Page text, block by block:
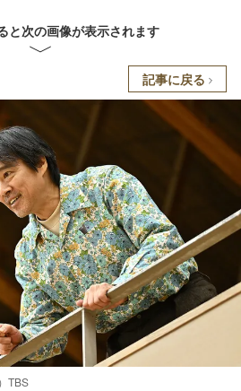
と次の画像が表示されます
記事に戻る
TBS